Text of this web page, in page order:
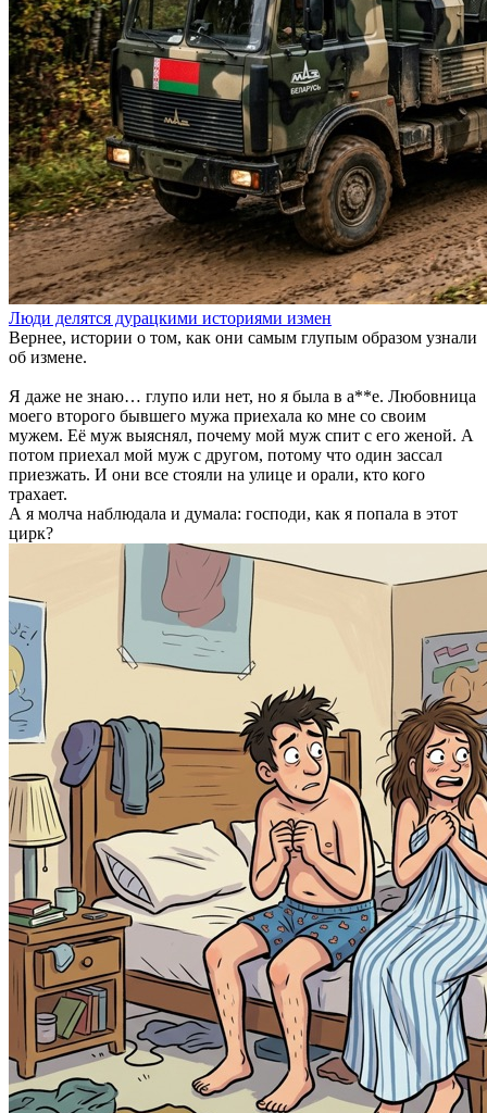
Люди делятся дурацкими историями измен
Вернее, истории о том, как они самым глупым образом узнали
об измене.
Я даже не знаю… глупо или нет, но я была в а**e. Любовница
моего второго бывшего мужа приехала ко мне со своим
мужем. Её муж выяснял, почему мой муж спит с его женой. А
потом приехал мой муж с другом, потому что один зассал
приезжать. И они все стояли на улице и орали, кто кого
трахает.
А я молча наблюдала и думала: господи, как я попала в этот
цирк?